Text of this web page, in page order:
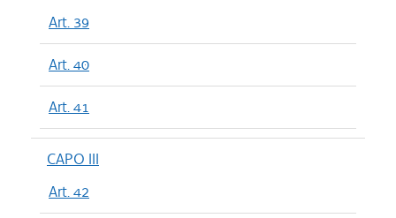
Art. 39
Art. 40
Art. 41
CAPO III
Art. 42